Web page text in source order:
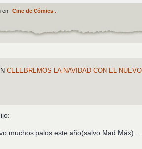
en Cine de Cómics.
CELEBREMOS LA NAVIDAD CON EL
muchos palos este año(salvo Mad